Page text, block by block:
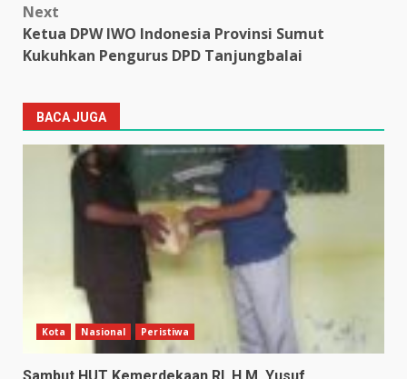
Next
Ketua DPW IWO Indonesia Provinsi Sumut
Kukuhkan Pengurus DPD Tanjungbalai
BACA JUGA
Kota Nasional Peristiwa